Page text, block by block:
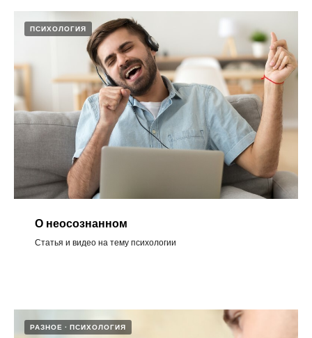
ПСИХОЛОГИЯ
О неосознанном​
Статья и видео на тему психологии
РАЗНОЕ ПСИХОЛОГИЯ